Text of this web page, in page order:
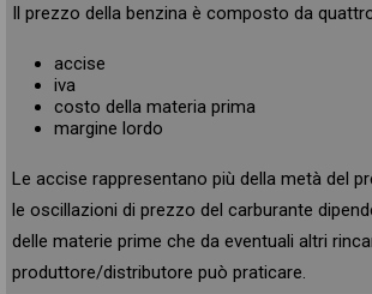
Il prezzo della benzina è composto da
accise
iva
costo della materia prima
margine lordo
Le accise rappresentano più della metà del
le oscillazioni di prezzo del carburante
delle materie prime che da eventuali altri
produttore/distributore può praticare.